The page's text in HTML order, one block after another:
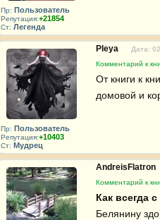
Пр: Пользователь
Репутация:+21854
Ст: Легенда
Пр: Пользователь
Репутация:+10403
Ст: Мудрец
Pleya
Дата:
Комментарий к
От книги к
домовой и
AndreisFlatron
Комментарий к
Как всегда
Белянину